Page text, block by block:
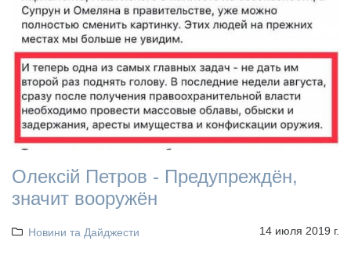
Олексій Петров - Предупреждён,
значит вооружён
Новини та Дайджести 14 июля 2019 г.